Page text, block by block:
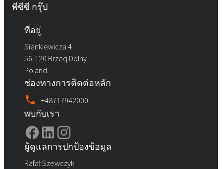
พีซีซี กรุ๊ป
ที่อยู่
Sienkiewicza 4
56-120 Brzeg Dolny
Poland
ช่องทางการติดต่อหลัก
+48717942000
พบกับเรา
ผู้ดูแลการปกป้องข้อมูล
Rafał Szewczyk